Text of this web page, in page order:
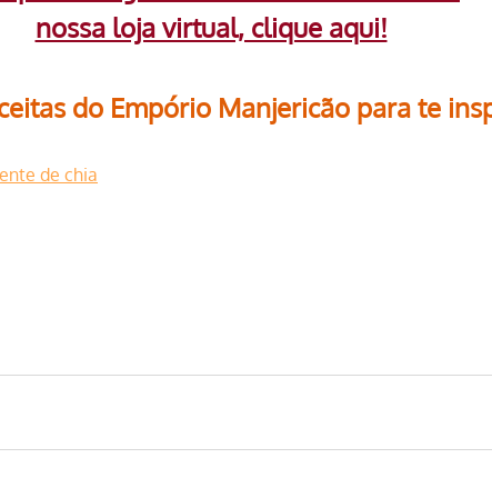
nossa loja virtual, clique aqui!
do Empório Manjericão para te
de chia